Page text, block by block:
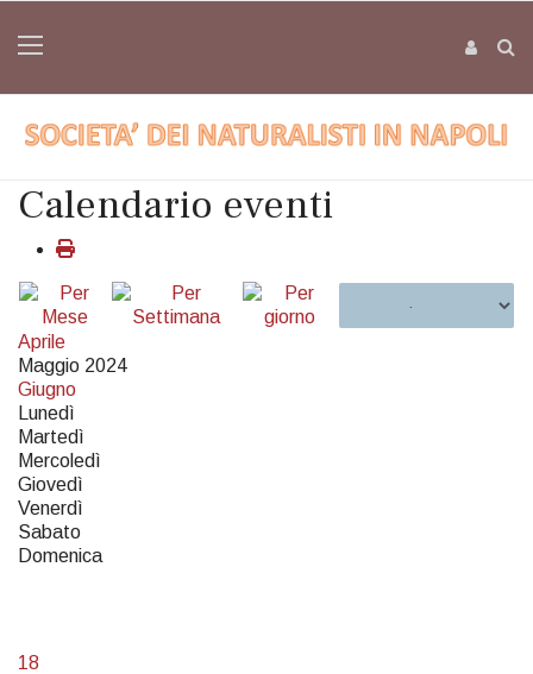
Calendario eventi
Aprile
Maggio 2024
Giugno
Lunedì
Martedì
Mercoledì
Giovedì
Venerdì
Sabato
Domenica
18